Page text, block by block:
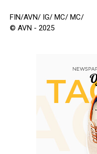
FIN/AVN/ IG/ MC/ MC/
© AVN - 2025